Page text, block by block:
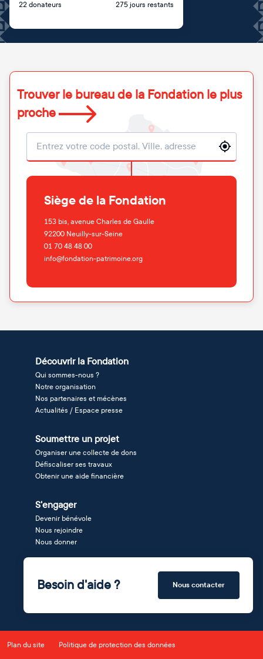
22 donateurs 275 jours restants
Trouver le bureau de la Fondation le plus
proche
Localisation
Siège de la Fondation
153 bis, avenue Charles de Gaulle
92200 Neuilly-sur-Seine
01 70 48 48 00
info@fondation-patrimoine.org
Découvrir la Fondation
Qui sommes-nous ?
Notre organisation
Nos partenaires et mécènes
Actualités / Espace presse
Soumettre un projet
Organiser une collecte de dons
Défiscaliser ses travaux
Obtenir une aide financière
S'engager
Devenir bénévole
Nous rejoindre
Nous donner
Besoin d'aide ? Nous contacter
Plan du site Politique de protection des données